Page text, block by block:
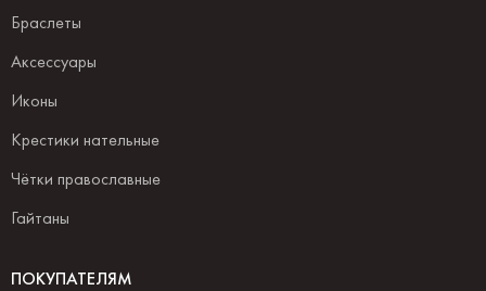
Браслеты
Аксессуары
Иконы
Крестики нательные
Чётки православные
Гайтаны
ПОКУПАТЕЛЯМ